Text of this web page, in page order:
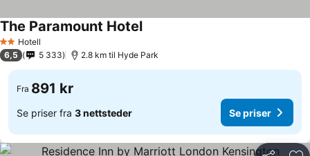
2 Stjerner
Hotell
The Paramount Hotel
6,5 5 333 2.8 km til Hyde Park
Fra 891 kr
Se priser fra 3 nettsteder Se priser